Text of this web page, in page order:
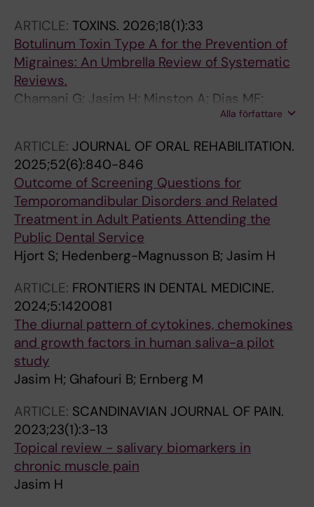
ARTICLE: TOXINS. 2026;18(1):33
Botulinum Toxin Type A for the Prevention of
Migraines: An Umbrella Review of Systematic
Reviews.
Chamani G; Jasim H; Minston A; Dias MF;
Poluha RL; Gonçalves DAG; Christidis M; Al-
G; Ernberg M
Alla författare
ARTICLE: JOURNAL OF ORAL REHABILITATION.
2025;52(6):840-846
Outcome of Screening Questions for
Temporomandibular Disorders and Related
Treatment in Adult Patients Attending the
Public Dental Service
Hjort S; Hedenberg-Magnusson B; Jasim H
ARTICLE: FRONTIERS IN DENTAL MEDICINE.
2024;5:1420081
The diurnal pattern of cytokines, chemokines
and growth factors in human saliva-a pilot
study
Jasim H; Ghafouri B; Ernberg M
ARTICLE: SCANDINAVIAN JOURNAL OF PAIN.
2023;23(1):3-13
Topical review - salivary biomarkers in
chronic muscle pain
Jasim H